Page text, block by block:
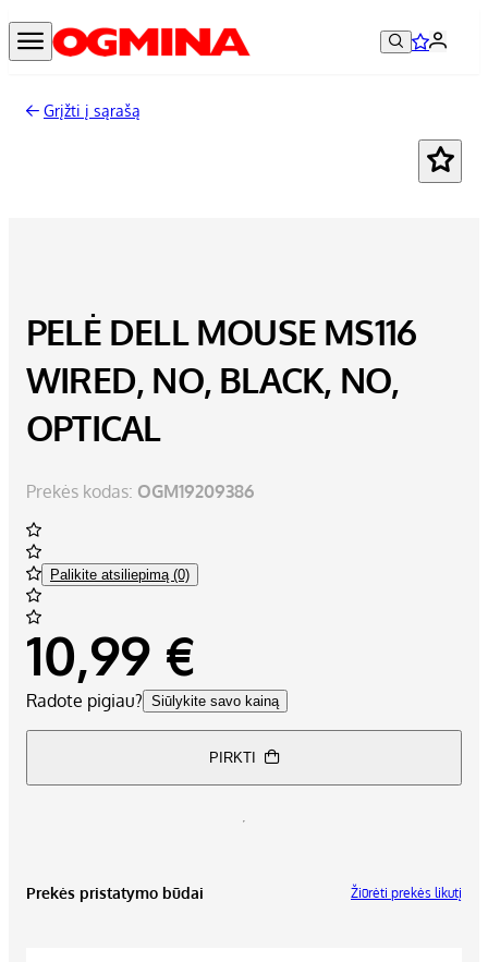
Grįžti į sąrašą
PELĖ DELL MOUSE MS116
WIRED, NO, BLACK, NO,
OPTICAL
Prekės kodas: OGM19209386
Palikite atsiliepimą (0)
10,99 €
Radote pigiau? Siūlykite savo kainą
PIRKTI
Prekės pristatymo būdai Žiūrėti prekės likutį